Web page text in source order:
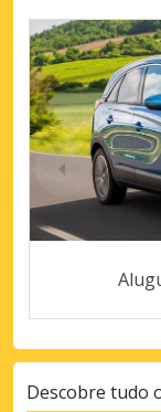
Descobre tudo